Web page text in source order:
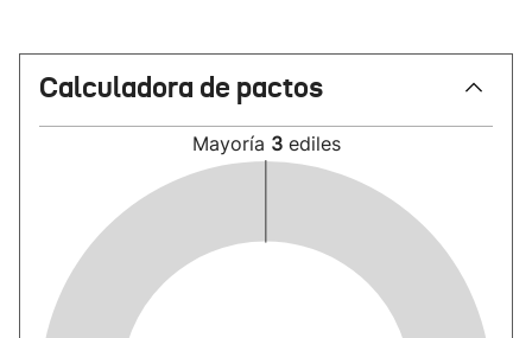
Calculadora de pactos
Mayoría 3 ediles